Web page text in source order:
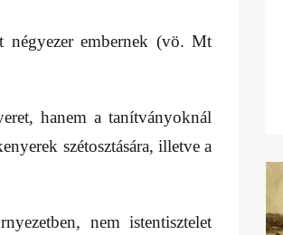
négyezer embernek (vö. Mt
hanem a tanítványoknál
szétosztására, illetve a
nem istentisztelet